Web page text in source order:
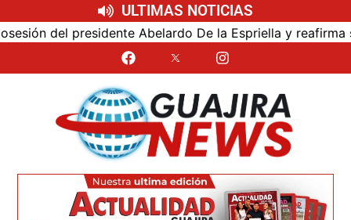
ULTIMAS NOTICIAS
del presidente Abelardo De la Espriella y reafirma su